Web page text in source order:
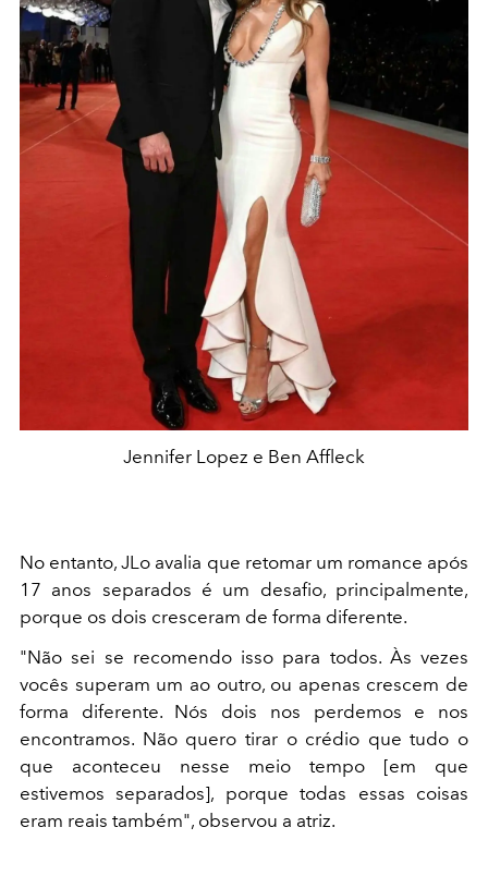
Jennifer Lopez e Ben Affleck
No entanto, JLo avalia que retomar um romance após
17 anos separados é um desafio, principalmente,
porque os dois cresceram de forma diferente.
"Não sei se recomendo isso para todos. Às vezes
vocês superam um ao outro, ou apenas crescem de
forma diferente. Nós dois nos perdemos e nos
encontramos. Não quero tirar o crédio que tudo o
que aconteceu nesse meio tempo [em que
estivemos separados], porque todas essas coisas
eram reais também", observou a atriz.